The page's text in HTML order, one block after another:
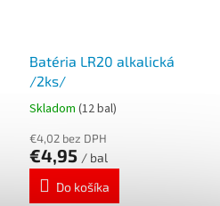
Batéria LR20 alkalická
/2ks/
Skladom (12 bal)
€4,02 bez DPH
€4,95 / bal
Do košíka